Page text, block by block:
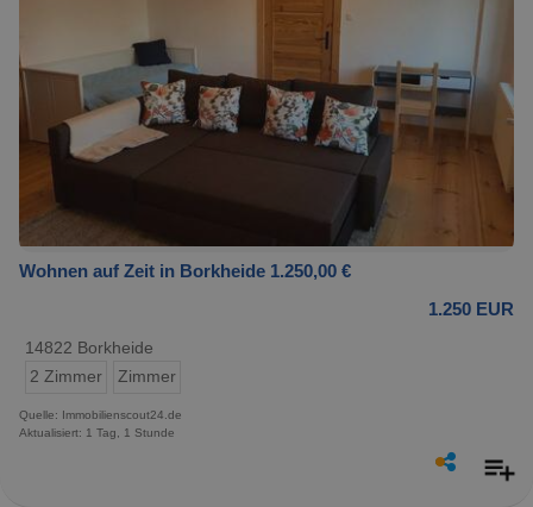
Wohnen auf Zeit in Borkheide 1.250,00 €
1.250 EUR
14822 Borkheide
2 Zimmer
Zimmer
Quelle: Immobilienscout24.de
Aktualisiert: 1 Tag, 1 Stunde